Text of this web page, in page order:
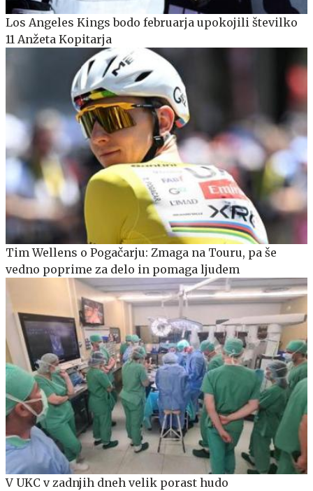
Los Angeles Kings bodo februarja upokojili številko
11 Anžeta Kopitarja
Tim Wellens o Pogačarju: Zmaga na Touru, pa še
vedno poprime za delo in pomaga ljudem
V UKC v zadnjih dneh velik porast hudo